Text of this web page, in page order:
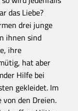
das Liebe?
drei junge
ihnen sind
ihre
hat aber
Hilfe bei
gekleidet. Im
den Dreien.